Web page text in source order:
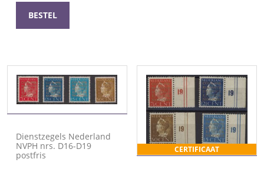
BESTEL
Dienstzegels Nederland
NVPH nrs. D16-D19
postfris
CERTIFICAAT